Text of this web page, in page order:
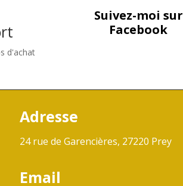
d'achat
Suivez-moi sur
Facebook
Adresse
24 rue de Garencières, 27220 Prey
Email